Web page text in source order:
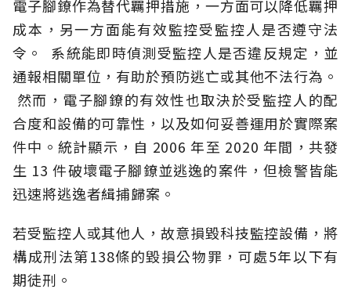
電子腳鐐作為替代羈押措施，一方面可以降低羈押
成本，另一方面能有效監控受監控人是否遵守法
令。 系統能即時偵測受監控人是否違反規定，並
通報相關單位，有助於預防逃亡或其他不法行為。
然而，電子腳鐐的有效性也取決於受監控人的配
合度和設備的可靠性，以及如何妥善運用於實際案
件中。統計顯示，自 2006 年至 2020 年間，共發
生 13 件破壞電子腳鐐並逃逸的案件，但檢警皆能
迅速將逃逸者緝捕歸案。
若受監控人或其他人，故意損毀科技監控設備，將
構成刑法第138條的毀損公物罪，可處5年以下有
期徒刑。